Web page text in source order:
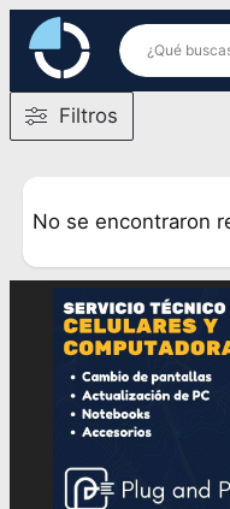
Saltar
contenido
Filtros
No se encontraron